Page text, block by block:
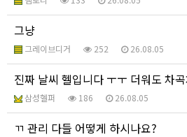
그냥
그레이브디거 252 26.08.05
진짜 날씨 헬입니다 ㅜㅜ 더워도 차
삼성헬퍼 186 26.08.05
ㄲ 관리 다들 어떻게 하시나요?